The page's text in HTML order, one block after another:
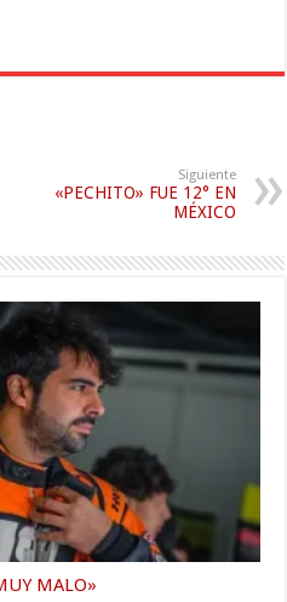
Siguiente
«PECHITO» FUE 12° EN
MÉXICO
MALO»